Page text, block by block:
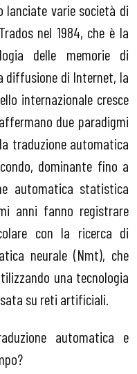
lanciate varie società di
nel 1984, che è la
delle memorie di
diffusione di Internet, la
internazionale cresce
due paradigmi
traduzione automatica
dominante fino a
automatica statistica
anni fanno registrare
con la ricerca di
neurale (Nmt), che
una tecnologia
su reti artificiali.
automatica e